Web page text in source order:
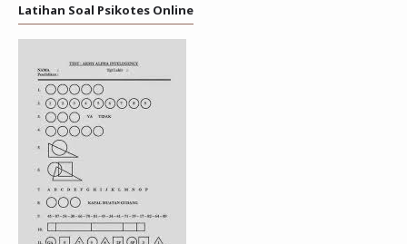
Latihan Soal Psikotes Online